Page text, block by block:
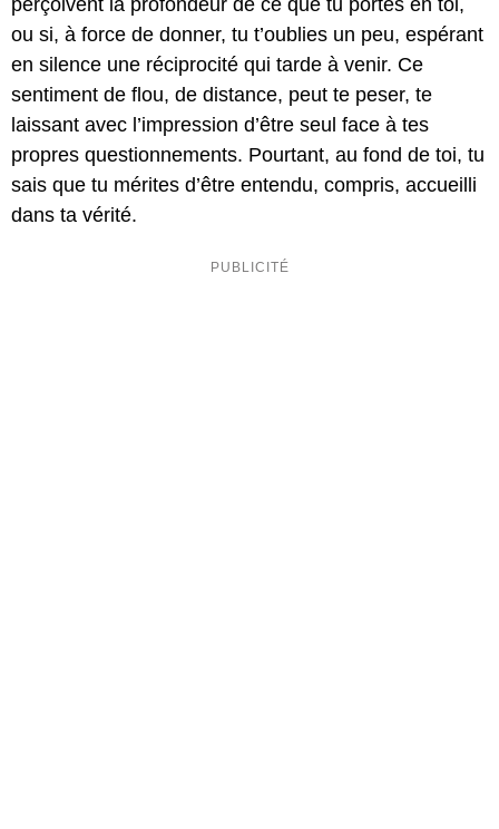
perçoivent la profondeur de ce que tu portes en toi,
ou si, à force de donner, tu t’oublies un peu, espérant
en silence une réciprocité qui tarde à venir. Ce
sentiment de flou, de distance, peut te peser, te
laissant avec l’impression d’être seul face à tes
propres questionnements. Pourtant, au fond de toi, tu
sais que tu mérites d’être entendu, compris, accueilli
dans ta vérité.